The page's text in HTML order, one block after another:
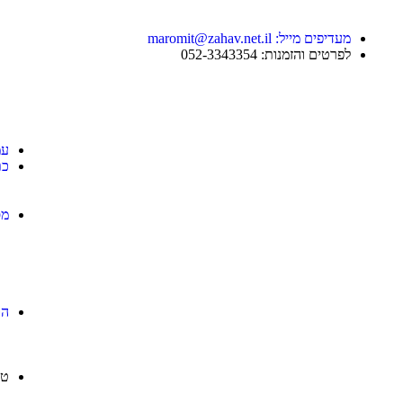
מעדיפים מייל: maromit@zahav.net.il‏
לפרטים והזמנות: 052-3343354